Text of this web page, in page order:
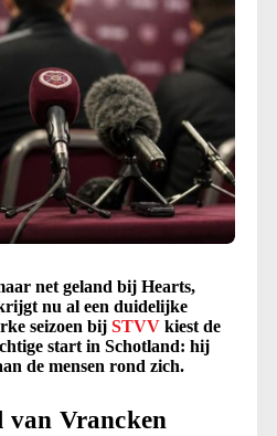
net geland bij Hearts,
nu al een duidelijke
seizoen bij STVV kiest de
start in Schotland: hij
de mensen rond zich.
van Vrancken